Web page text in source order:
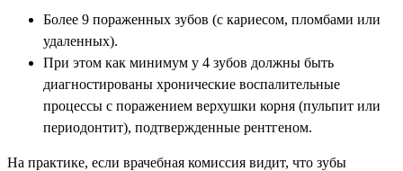
Более 9 пораженных зубов (с кариесом, пломбами или
удаленных).
При этом как минимум у 4 зубов должны быть
диагностированы хронические воспалительные
процессы с поражением верхушки корня (пульпит или
периодонтит), подтвержденные рентгеном.
На практике, если врачебная комиссия видит, что зубы